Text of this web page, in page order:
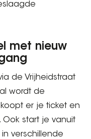
met nieuw
de Vrijheidstraat
wordt de
er je ticket en
Ook start je vanuit
verschillende